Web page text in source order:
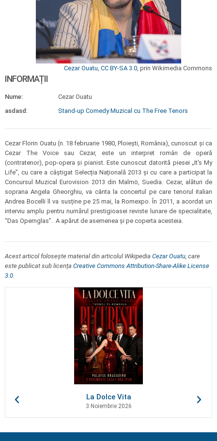
Cezar Ouatu, CC BY-SA 3.0, prin Wikimedia Commons
INFORMAȚII
Nume:
Cezar Ouatu
asdasd:
Stand-up Comedy Muzical cu The Free Tenors
Cezar Florin Ouatu (n. 18 februarie 1980, Ploiești, România), cunoscut și ca
Cezar The Voice sau Cezar, este un interpret român de operă
(contratenor), pop-opera și pianist. Este cunoscut datorită piesei „It's My
Life”, cu care a câștigat Selecția Națională 2013 și cu care a participat la
Concursul Muzical Eurovision 2013 din Malmö, Suedia. Cezar, alături de
soprana Angela Gheorghiu, va cânta la concertul pe care tenorul italian
Andrea Bocelli îl va susține pe 25 mai, la Romexpo. În 2011, a acordat un
interviu amplu pentru numărul prestigioasei reviste lunare de specialitate,
“Das Opernglas”. A apărut de asemenea și pe coperta acesteia.
Acest articol folosește material din articolul Wikipedia Cezar Ouatu, care
este publicat sub licența Creative Commons Attribution-Share-Alike License
3.0.
La Dolce Vita
3 Noiembrie 2026